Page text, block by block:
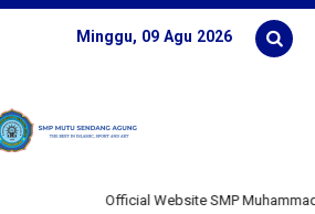
Minggu, 09 Agu 2026
Official Website SMP